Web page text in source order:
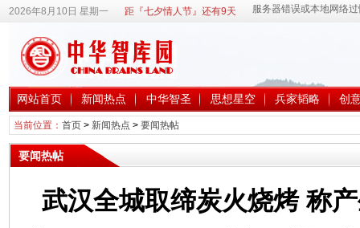
2026年8月10日 星期一 距『七夕情人节』还有9天
网站首页 新闻热点 中华智圣 思想星空 兵家韬略 创
当前位置： 首页> 新闻热点 > 要闻热帖
要闻热帖
武汉全城取缔炭火烧烤 称